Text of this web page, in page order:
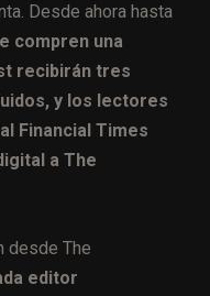
Desde ahora hasta
compren una
recibirán tres
y los lectores
Financial Times
a The
desde The
editor